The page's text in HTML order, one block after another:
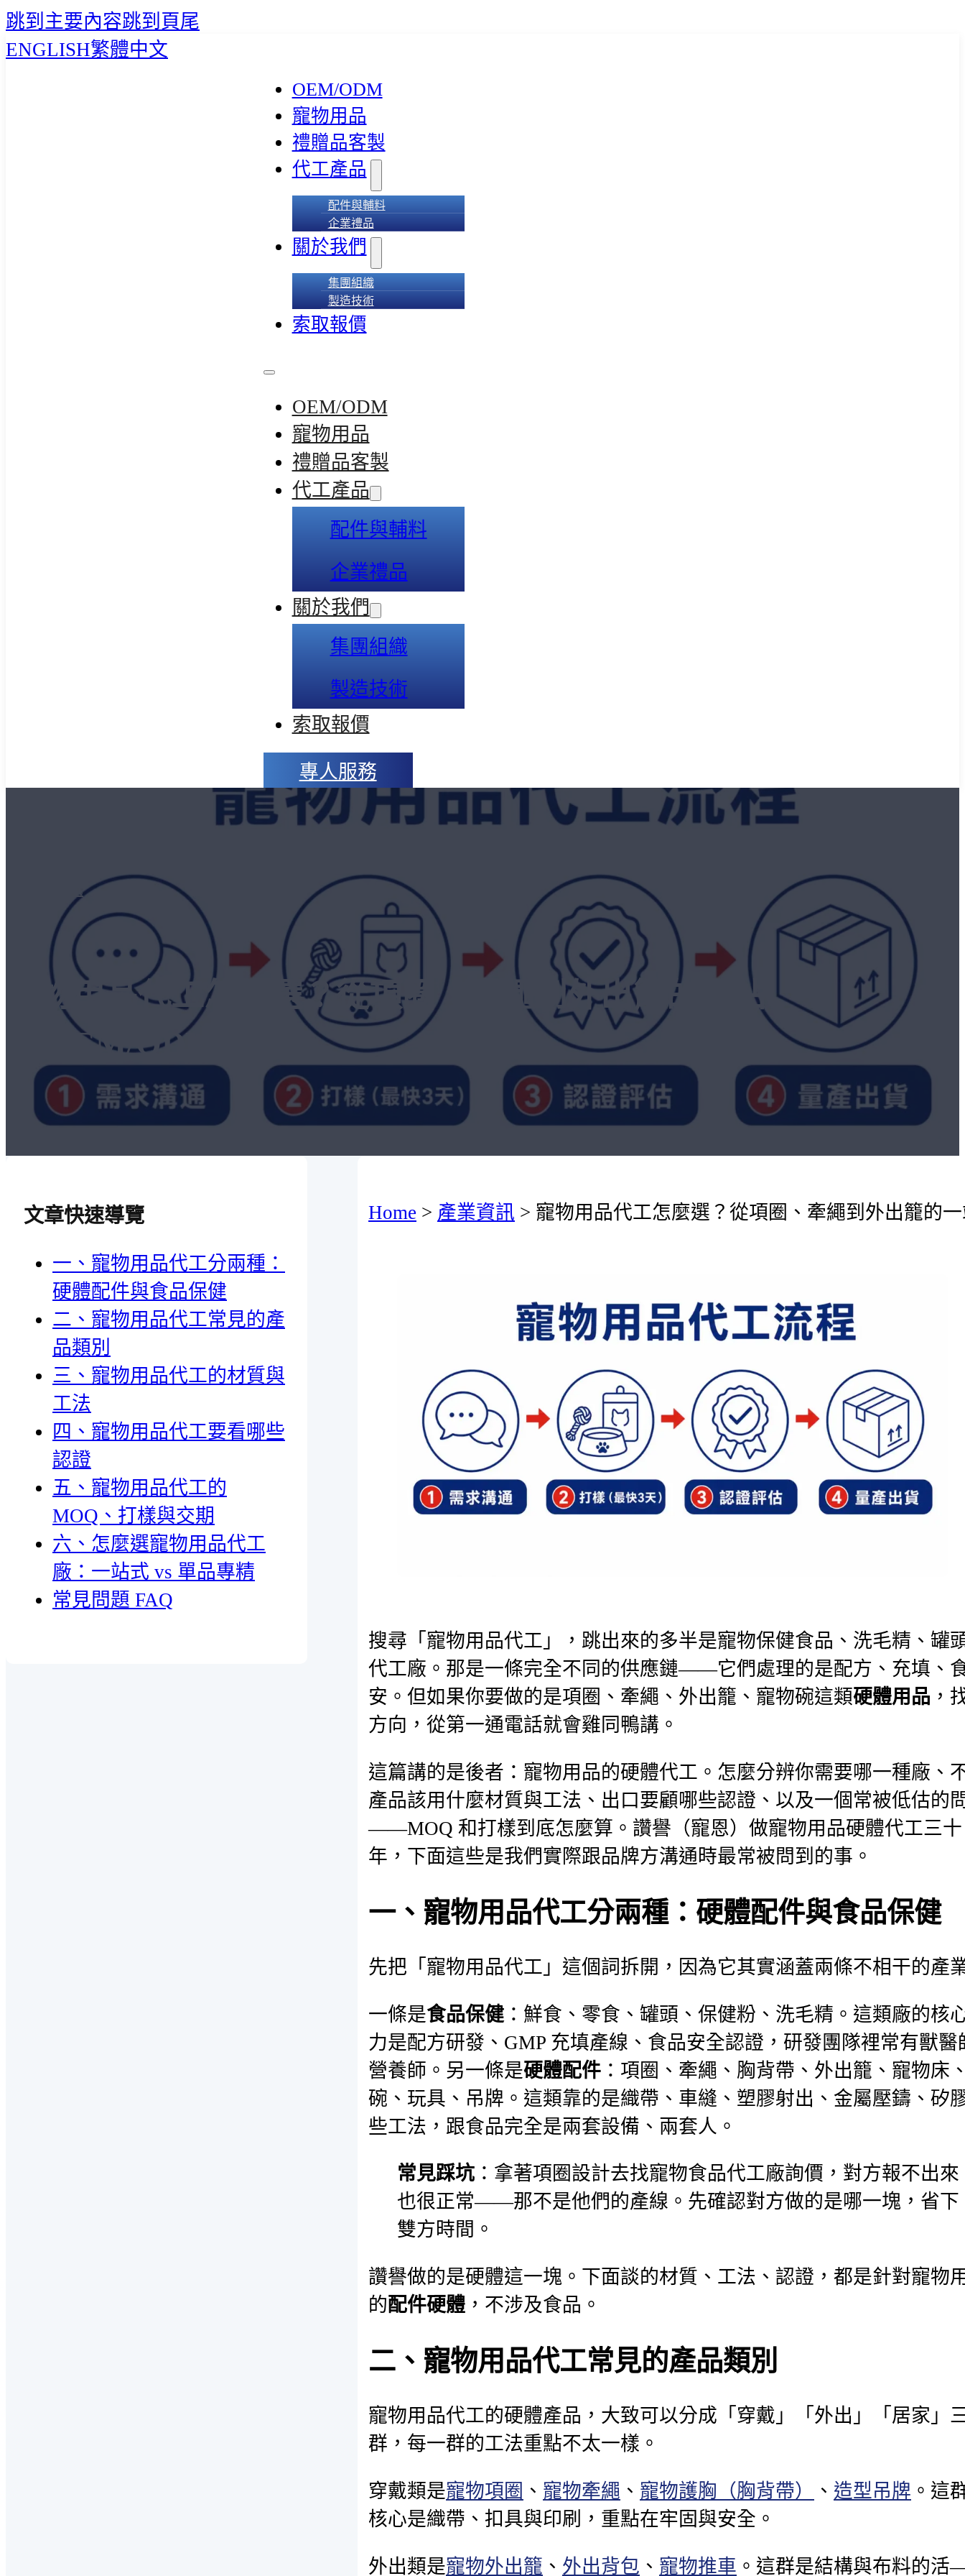
跳到主要內容跳到頁尾
ENGLISH繁體中文
OEM/ODM
寵物用品
禮贈品客製
代工產品
配件與輔料
企業禮品
關於我們
集團組織
製造技術
索取報價
OEM/ODM
寵物用品
禮贈品客製
代工產品
配件與輔料
企業禮品
關於我們
集團組織
製造技術
索取報價
專人服務
產業資訊
寵物用品代工怎麼選？從項圈、牽繩到外出籠的一站
式 OEM/ODM 指南
Home > 產業資訊 > 寵物用品代工怎麼選？從項圈、牽繩到外出籠的
搜尋「寵物用品代工」，跳出來的多半是寵物保健食品、洗毛精、罐
代工廠。那是一條完全不同的供應鏈——它們處理的是配方、充填、
安。但如果你要做的是項圈、牽繩、外出籠、寵物碗這類硬體用品 ，
方向，從第一通電話就會雞同鴨講。
這篇講的是後者：寵物用品的硬體代工。怎麼分辨你需要哪一種廠、
產品該用什麼材質與工法、出口要顧哪些認證、以及一個常被低估的
——MOQ 和打樣到底怎麼算。讚譽（寵恩）做寵物用品硬體代工三十
年，下面這些是我們實際跟品牌方溝通時最常被問到的事。
一、寵物用品代工分兩種：硬體配件與食品保健
先把「寵物用品代工」這個詞拆開，因為它其實涵蓋兩條不相干的產
一條是食品保健 ：鮮食、零食、罐頭、保健粉、洗毛精。這類廠的核
力是配方研發、GMP 充填產線、食品安全認證，研發團隊裡常有獸醫
營養師。另一條是硬體配件 ：項圈、牽繩、胸背帶、外出籠、寵物床
碗、玩具、吊牌。這類靠的是織帶、車縫、塑膠射出、金屬壓鑄、矽
些工法，跟食品完全是兩套設備、兩套人。
常見踩坑 ：拿著項圈設計去找寵物食品代工廠詢價，對方報不出來
也很正常——那不是他們的產線。先確認對方做的是哪一塊，省下
雙方時間。
讚譽做的是硬體這一塊。下面談的材質、工法、認證，都是針對寵物
的配件硬體 ，不涉及食品。
二、寵物用品代工常見的產品類別
寵物用品代工的硬體產品，大致可以分成「穿戴」「外出」「居家」
群，每一群的工法重點不太一樣。
穿戴類是寵物項圈 、 寵物牽繩 、 寵物護胸（胸背帶） 、 造型吊牌 。這
核心是織帶、扣具與印刷，重點在牢固與安全。
外出類是寵物外出籠 、 外出背包 、 寵物推車 。這群是結構與布料的
文章快速導覽
一、寵物用品代工分兩種：
硬體配件與食品保健
二、寵物用品代工常見的產
品類別
三、寵物用品代工的材質與
工法
四、寵物用品代工要看哪些
認證
五、寵物用品代工的
MOQ、打樣與交期
六、怎麼選寵物用品代工
廠：一站式 vs 單品專精
常見問題 FAQ